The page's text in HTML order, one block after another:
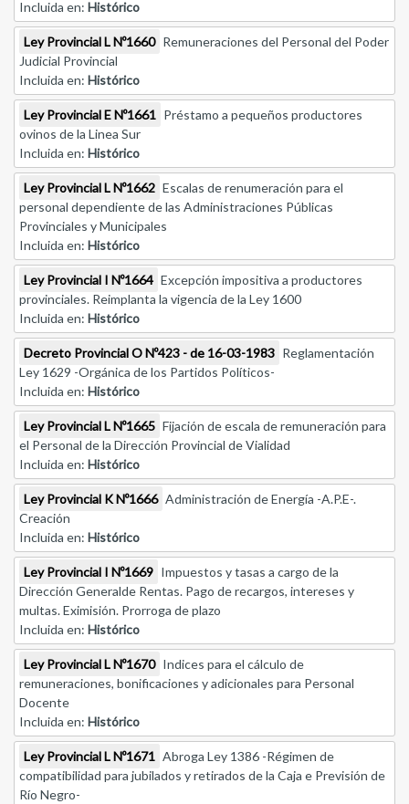
Incluida en: Histórico
Ley Provincial L Nº1660 Remuneraciones del Personal del Poder
Judicial Provincial
Incluida en: Histórico
Ley Provincial E Nº1661 Préstamo a pequeños productores
ovinos de la Linea Sur
Incluida en: Histórico
Ley Provincial L Nº1662 Escalas de renumeración para el
personal dependiente de las Administraciones Públicas
Provinciales y Municipales
Incluida en: Histórico
Ley Provincial I Nº1664 Excepción impositiva a productores
provinciales. Reimplanta la vigencia de la Ley 1600
Incluida en: Histórico
Decreto Provincial O Nº423 - de 16-03-1983 Reglamentación
Ley 1629 -Orgánica de los Partidos Políticos-
Incluida en: Histórico
Ley Provincial L Nº1665 Fijación de escala de remuneración para
el Personal de la Dirección Provincial de Vialidad
Incluida en: Histórico
Ley Provincial K Nº1666 Administración de Energía -A.P.E-.
Creación
Incluida en: Histórico
Ley Provincial I Nº1669 Impuestos y tasas a cargo de la
Dirección Generalde Rentas. Pago de recargos, intereses y
multas. Eximisión. Prorroga de plazo
Incluida en: Histórico
Ley Provincial L Nº1670 Indices para el cálculo de
remuneraciones, bonificaciones y adicionales para Personal
Docente
Incluida en: Histórico
Ley Provincial L Nº1671 Abroga Ley 1386 -Régimen de
compatibilidad para jubilados y retirados de la Caja e Previsión de
Río Negro-